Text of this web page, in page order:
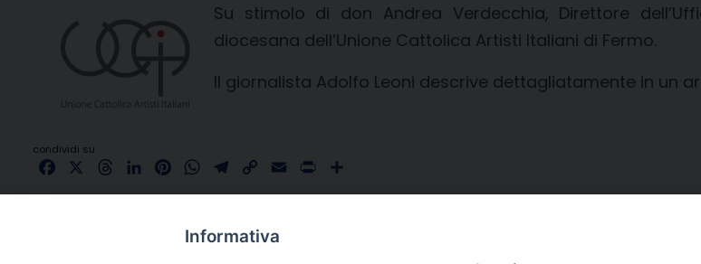
Su stimolo di don Andrea Verdecchia, Direttore
diocesana dell’Unione Cattolica Artisti Italiani di Fermo.
Il giornalista Adolfo Leoni descrive dettagliatamente in un
condividi su
FacebookThreadsLinkedInPinterestWhatsApp
Telegram
Copy Email Print
Informativa